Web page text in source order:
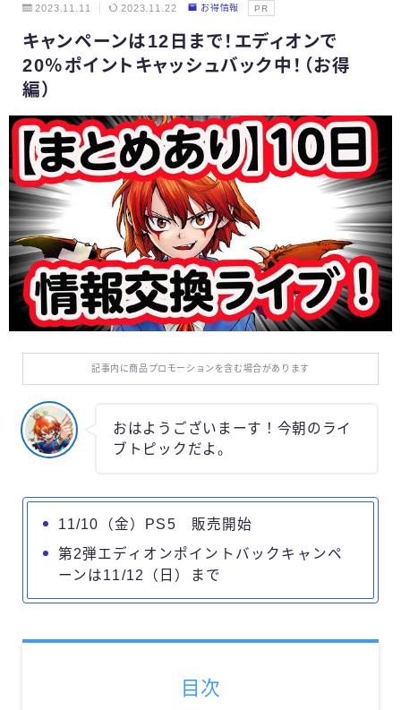
2023.11.11 2023.11.22 お得情報 PR
キャンペーンは12日まで！エディオンで
20％ポイントキャッシュバック中！（お得
編）
記事内に商品プロモーションを含む場合があります
おはようございまーす！今朝のライ
ブトピックだよ。
11/10（金）PS5 販売開始
第2弾エディオンポイントバックキャンペ
ーンは11/12（日）まで
目次